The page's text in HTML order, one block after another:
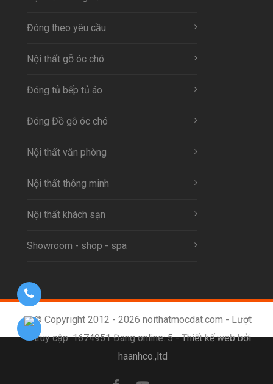
Đóng theo yêu cầu
Nội thất gỗ óc chó
Đóng tủ bếp tủ áo
Đóng Đồ gỗ óc chó
Nội thất văn phòng
Nội thất thông minh
Nội thất khách sạn
Showroom - shop - spa
© Copyright 2012 - 2026 noithatmocdat.com - Lượt
truy cập: 1674951 Đang online: 5 -Thiết kế web bởi
haanhco.,ltd